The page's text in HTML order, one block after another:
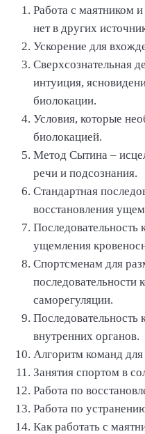
Работа с маятником
нет в других
Ускорение для
Сверхсознательная
интуиция,
биолокации.
Условия, которые
биолокацией.
Метод Сытина –
речи и подсознания.
Стандартная
восстановления
Последовательность
ущемления
Спортсменам для
последовательности
саморегуляции.
Последовательность
внутренних органов.
Алгоритм команд для
Занятия спортом в
Работа по
Работа по
Как работать с